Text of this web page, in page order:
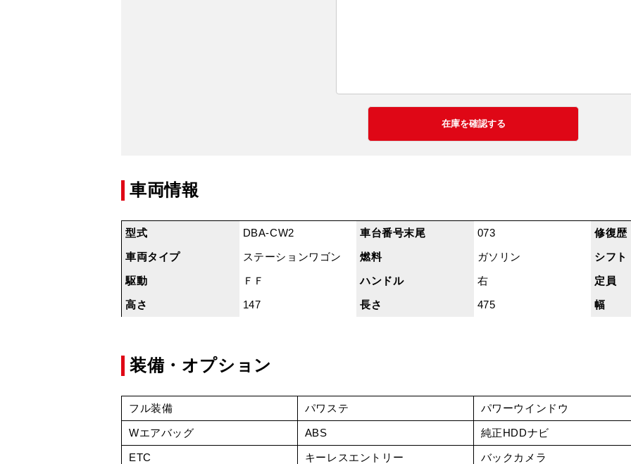
車両情報
型式 DBA-CW2 車台番号末尾 073 修復歴
車両タイプ
ステーションワゴン 燃料 ガソリン シフト
駆動
ＦＦ ハンドル 右 定員
高さ
147 長さ 475 幅
装備・オプション
フル装備 パワステ パワーウインドウ
Wエアバッグ ABS 純正HDDナビ
ETC キーレスエントリー バックカメラ